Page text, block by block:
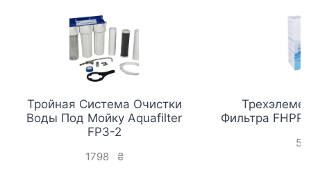
Тройная Система Очистки
Воды Под Мойку Aquafilter
FP3-2
1798 ₴
Фильтра